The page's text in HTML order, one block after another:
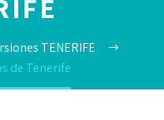
TENERIFE
de Tenerife